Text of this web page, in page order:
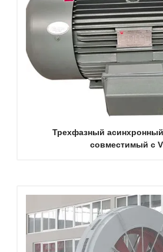
Трехфазный
совместимый с